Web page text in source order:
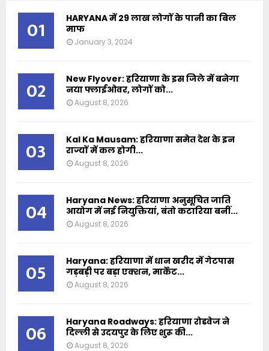
01
HARYANA में 29 लाख लोगों के पानी का बिल
माफ
January 3, 2024
02
New Flyover: हरियाणा के इस जिले में बनेगा
नया फ्लाईओवर, लोगों को...
August 8, 2026
03
Kal Ka Mausam: हरियाणा समेत देश के इन
राज्यों में कल होगी...
August 8, 2026
04
Haryana News: हरियाणा अनुसूचित जाति
आयोग में नई नियुक्तियां, बंतो कटारिया बनीं...
August 8, 2026
05
Haryana: हरियाणा में धान खरीद में गेटपास
गड़बड़ी पर बड़ा एक्शन, मार्केट...
August 8, 2026
06
Haryana Roadways: हरियाणा रोडवेज ने
दिल्ली से उदयपुर के लिए शुरू की...
August 8, 2026